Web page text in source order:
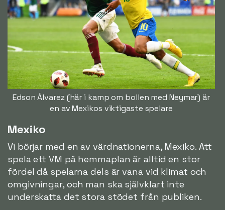
Edson Álvarez (här i kamp om bollen med Neymar) är
en av Mexikos viktigaste spelare
Mexiko
Vi börjar med en av värdnationerna, Mexiko. Att
spela ett VM på hemmaplan är alltid en stor
fördel då spelarna dels är vana vid klimat och
omgivningar, och man ska självklart inte
underskatta det stora stödet från publiken.